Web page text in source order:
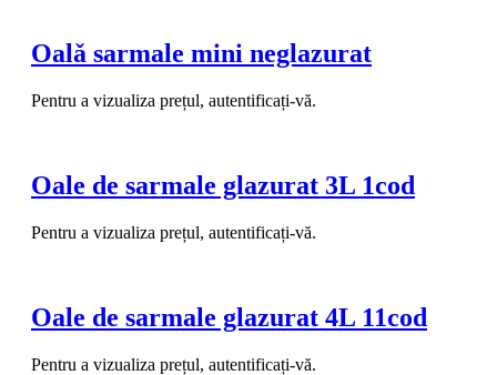
Oalǎ sarmale mini neglazurat
Pentru a vizualiza prețul, autentificați-vă.
Oale de sarmale glazurat 3L 1cod
Pentru a vizualiza prețul, autentificați-vă.
Oale de sarmale glazurat 4L 11cod
Pentru a vizualiza prețul, autentificați-vă.